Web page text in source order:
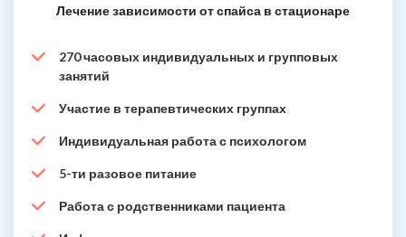
Лечение зависимости от спайса в стационаре
270 часовых индивидуальных и групповых
занятий
Участие в терапевтических группах
Индивидуальная работа с психологом
5-ти разовое питание
Работа с родственниками пациента